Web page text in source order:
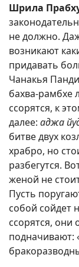
Шрила
не должно.
возникают
придавать
Чанакья
бахва-рамбхе
ссорятся, к
далее: аджа
битве двух
храбро, но
разбегутся.
женой не
Пусть
собой сойдет
ссорятся, они
подначивают: